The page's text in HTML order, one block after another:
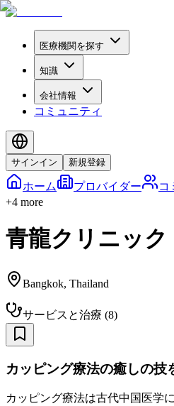
医療機関を探す
知識
会社情報
コミュニティ
サインイン 新規登録
ホーム プロバイダー コ
+4 more
青龍クリニック
Bangkok, Thailand
サービスと治療 (8)
カッピング療法の癒しの技
カッピング療法は古代中国医学